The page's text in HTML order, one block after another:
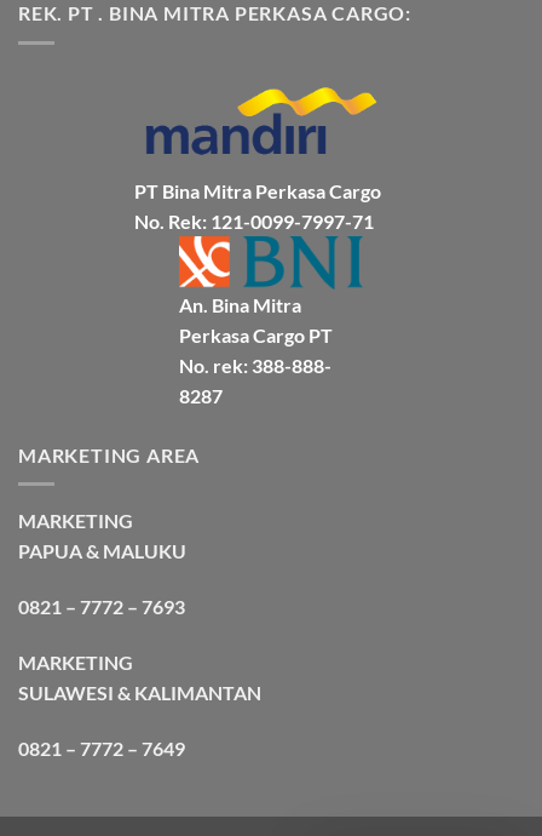
Jakarta
ke
Bitung
Lebih
pada
Ekspedisi
REK. PT . BINA MITRA PERKASA CARGO:
PT Bina Mitra Perkasa Cargo
No. Rek: 121-0099-7997-71
An. Bina Mitra
Perkasa Cargo PT
No. rek: 388-888-
8287
MARKETING AREA
MARKETING
PAPUA & MALUKU
0821 – 7772 – 7693
MARKETING
SULAWESI & KALIMANTAN
0821 – 7772 – 7649